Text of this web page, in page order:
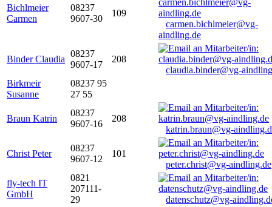
Bichlmeier
Carmen
08237
9607-30
109
carmen.bichlmeier@vg-
aindling.de
Binder Claudia
08237
9607-17
208
claudia.binder@vg-
Birkmeir
Susanne
08237 95
27 55
Braun Katrin
08237
9607-16
208
katrin.braun@vg-
Christ Peter
08237
9607-12
101
peter.christ@vg-aindling.de
fly-tech IT
GmbH
0821
207111-
29
datenschutz@vg-